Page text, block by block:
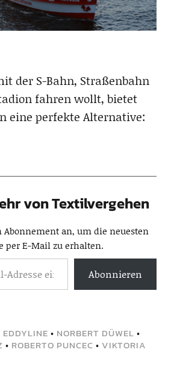
der S-Bahn, Straßenbahn
fahren wollt, bietet
eine perfekte Alternative:
von Textilvergehen
an, um die neuesten
per E-Mail zu erhalten.
Abonnieren
EDDYLINE • NORBERT DÜWEL •
• ROBERTO PUNCEC • VIKTORIA